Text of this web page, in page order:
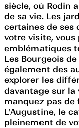
siècle, où Rodin
de sa vie. Les
certaines de ses
votre visite,
emblématiques
Les Bourgeois
également des
explorer les
davantage sur la
manquez pas de
L'Augustine, le
pleinement de